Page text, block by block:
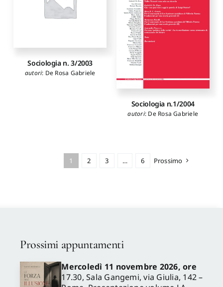
Sociologia n. 3/2003
autori: De Rosa Gabriele
Sociologia n.1/2004
autori: De Rosa Gabriele
1 2 3 … 6 Prossimo
Prossimi appuntamenti
Mercoledì 11 novembre 2026, ore
17.30, Sala Gangemi, via Giulia, 142 –